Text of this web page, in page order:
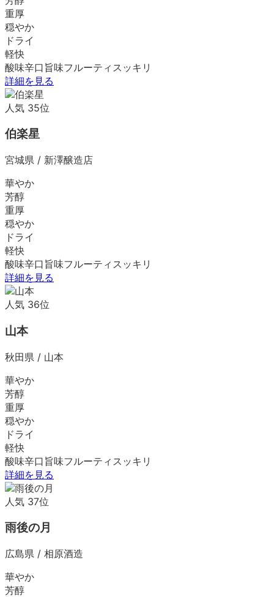
重厚
穏やか
ドライ
軽快
酸味辛口 旨味フルーティ スッキリ
詳細を見る
人気 35位
伯楽星
宮城県 / 新澤醸造店
華やか
芳醇
重厚
穏やか
ドライ
軽快
酸味辛口 旨味フルーティ スッキリ
詳細を見る
人気 36位
山本
秋田県 / 山本
華やか
芳醇
重厚
穏やか
ドライ
軽快
酸味辛口 旨味フルーティ スッキリ
詳細を見る
人気 37位
雨後の月
広島県 / 相原酒造
華やか
芳醇